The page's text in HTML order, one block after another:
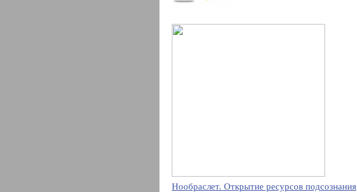
Нообраслет. Открытие ресурсов подсознания